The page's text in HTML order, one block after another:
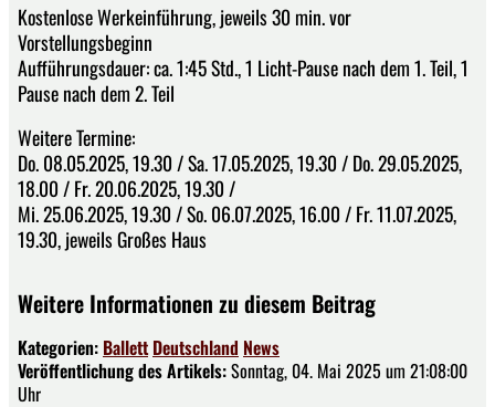
Kostenlose Werkeinführung, jeweils 30 min. vor
Vorstellungsbeginn
Aufführungsdauer: ca. 1:45 Std., 1 Licht-Pause nach dem 1. Teil, 1
Pause nach dem 2. Teil
Weitere Termine:
Do. 08.05.2025, 19.30 / Sa. 17.05.2025, 19.30 / Do. 29.05.2025,
18.00 / Fr. 20.06.2025, 19.30 /
Mi. 25.06.2025, 19.30 / So. 06.07.2025, 16.00 / Fr. 11.07.2025,
19.30, jeweils Großes Haus
Weitere Informationen zu diesem Beitrag
Kategorien: Ballett Deutschland News
Veröffentlichung des Artikels:Sonntag, 04. Mai 2025 um 21:08:00
Uhr